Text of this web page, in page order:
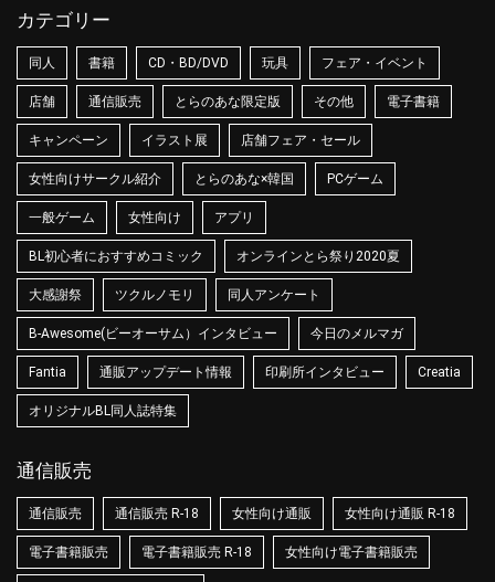
カテゴリー
同人 書籍 CD・BD/DVD 玩具 フェア・イベント
店舗 通信販売 とらのあな限定版 その他 電子書籍
キャンペーン イラスト展 店舗フェア・セール
女性向けサークル紹介 とらのあな×韓国 PCゲーム
一般ゲーム 女性向け アプリ
BL初心者におすすめコミック オンラインとら祭り2020夏
大感謝祭 ツクルノモリ 同人アンケート
B-Awesome(ビーオーサム）インタビュー 今日のメルマガ
Fantia 通販アップデート情報 印刷所インタビュー Creatia
オリジナルBL同人誌特集
通信販売
通信販売 通信販売 R-18 女性向け通販 女性向け通販 R-18
電子書籍販売 電子書籍販売 R-18 女性向け電子書籍販売